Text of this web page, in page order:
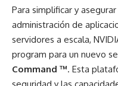
Para simplificar y
administración de
servidores a escala,
program para un nuevo
Command ™. Esta